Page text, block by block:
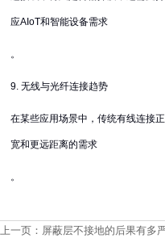
应AIoT和智能设备需求
。
9. 无线与光纤连接趋势
在某些应用场景中，传统有线连接
宽和更远距离的需求
。
上一页： 屏蔽层不接地的后果有多